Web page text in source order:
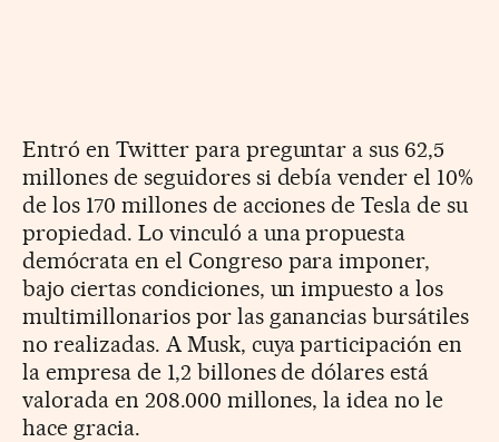
Entró en Twitter para preguntar a sus 62,5
millones de seguidores si debía vender el 10%
de los 170 millones de acciones de Tesla de su
propiedad. Lo vinculó a una propuesta
demócrata en el Congreso para imponer,
bajo ciertas condiciones, un impuesto a los
multimillonarios por las ganancias bursátiles
no realizadas. A Musk, cuya participación en
la empresa de 1,2 billones de dólares está
valorada en 208.000 millones, la idea no le
hace gracia.